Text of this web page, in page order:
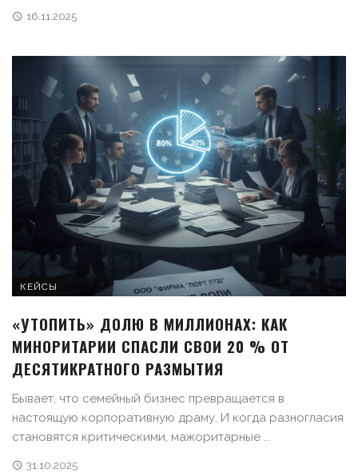
16.11.2025
КЕЙСЫ
«УТОПИТЬ» ДОЛЮ В МИЛЛИОНАХ: КАК
МИНОРИТАРИИ СПАСЛИ СВОИ 20 % ОТ
ДЕСЯТИКРАТНОГО РАЗМЫТИЯ
Бывает, что семейный бизнес превращается в
настоящую корпоративную драму. И когда разногласия
становятся критическими, мажоритарные ...
31.10.2025